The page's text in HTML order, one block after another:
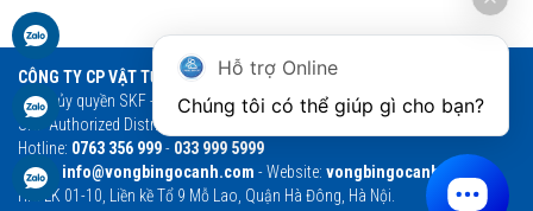
CÔNG TY CP VẬT TƯ THƯƠNG MẠI NGỌC ANH
Đại lý ủy quyền SKF - Vòng bi Ngọc Anh - Vòng bi SKF chính hãng
SKF Authorized Distributor
Hotline: 0763 356 999- 033 999 5999
Email: info@vongbingocanh.com - Website: vongbingocanh.com
HN: LK 01-10, Liền kề Tổ 9 Mỗ Lao, Quận Hà Đông, Hà Nội.
Hỗ trợ Online
Chúng tôi có thể giúp gì cho bạn?